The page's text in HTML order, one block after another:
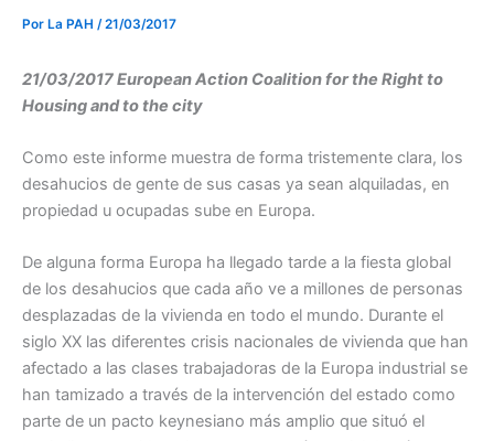
Por La PAH /21/03/2017
21/03/2017 European Action Coalition for the Right to
Housing and to the city
Como este informe muestra de forma tristemente clara, los
desahucios de gente de sus casas ya sean alquiladas, en
propiedad u ocupadas sube en Europa.
De alguna forma Europa ha llegado tarde a la fiesta global
de los desahucios que cada año ve a millones de personas
desplazadas de la vivienda en todo el mundo. Durante el
siglo XX las diferentes crisis nacionales de vivienda que han
afectado a las clases trabajadoras de la Europa industrial se
han tamizado a través de la intervención del estado como
parte de un pacto keynesiano más amplio que situó el